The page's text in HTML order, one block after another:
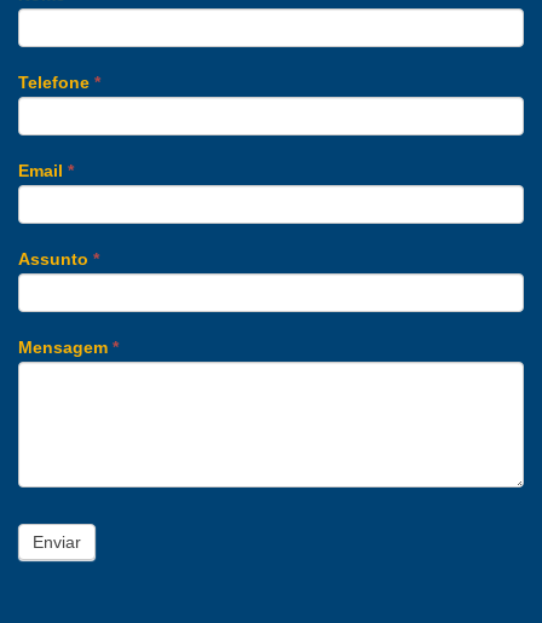
Telefone *
Email *
Assunto *
Mensagem *
Enviar